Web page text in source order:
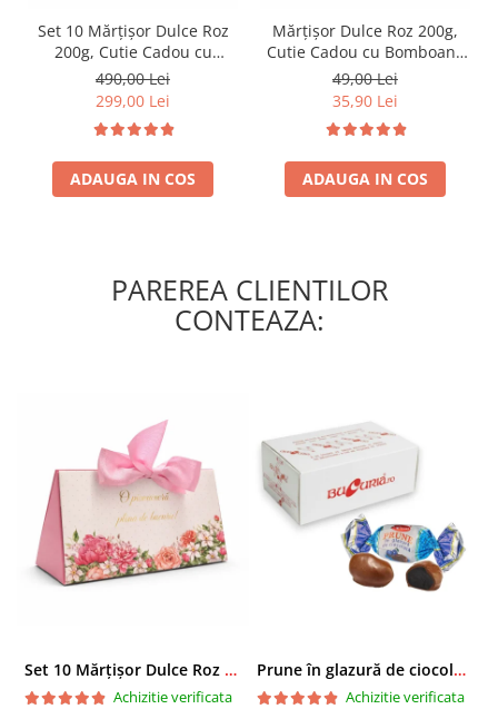
Set 10 Mărțișor Dulce Roz
200g, Cutie Cadou cu
Bomboane de Ciocolată
490,00 Lei
299,00 Lei
ADAUGA IN COS
Mărțișor Dulce Roz 200g,
Cutie Cadou cu Bomboane
de Ciocolată
49,00 Lei
35,90 Lei
ADAUGA IN COS
PAREREA CLIENTILOR
CONTEAZA:
Set 10 Mărțișor Dulce Roz 200g, Cutie Cadou cu Bomboane de Ciocolată
Achizitie verificata
Prune în glazură de ciocolată 2,3 KG
Achizitie verificata